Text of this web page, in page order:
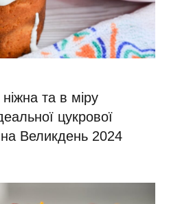
та в міру
цукрової
на Великдень 2024